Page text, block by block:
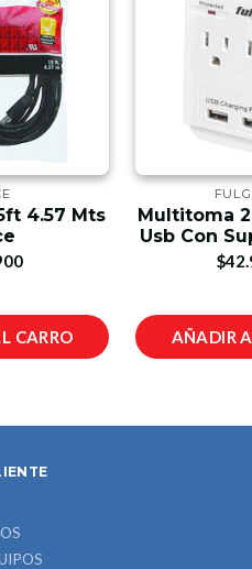
4.57 Mts
CARRO
Multitoma
Usb Con
AÑADIR